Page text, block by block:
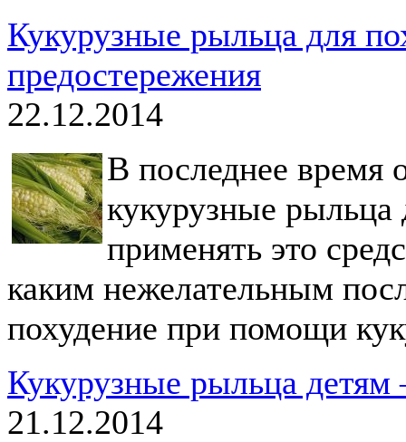
Кукурузные рыльца для
предостережения
22.12.2014
В последнее время
кукурузные рыльца
применять это
каким нежелательным
похудение при помощи
Кукурузные рыльца детям
21.12.2014